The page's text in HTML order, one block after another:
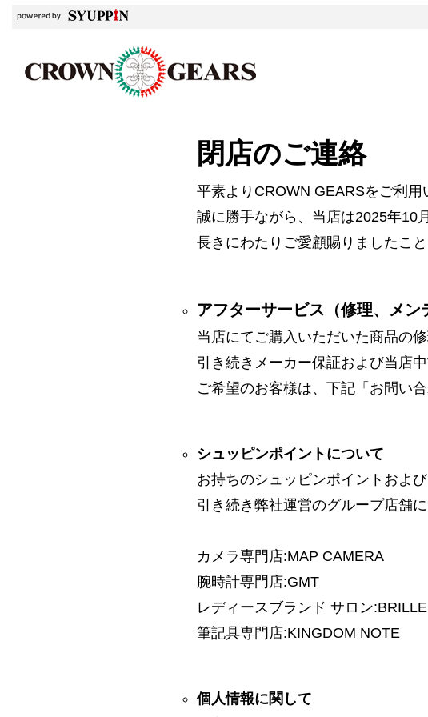
閉店のご連絡
平素よりCROWN GEARSをご利用
誠に勝手ながら、当店は2025年10
長きにわたりご愛顧賜りましたこ
アフターサービス（修理、メン
当店にてご購入いただいた商品の
引き続きメーカー保証および当店
ご希望のお客様は、下記「お問い
シュッピンポイントについて
お持ちのシュッピンポイントおよ
引き続き弊社運営のグループ店舗
カメラ専門店:MAP CAMERA
腕時計専門店:GMT
レディースブランド サロン
筆記具専門店:KINGDOM NOTE
個人情報に関して